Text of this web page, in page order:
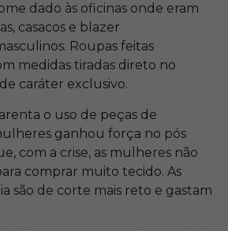
dado às oficinas onde eram
casacos e blazer
Roupas feitas
medidas tiradas direto no
caráter exclusivo.
o uso de peças de
ganhou força no pós
com a crise, as mulheres não
comprar muito tecido. As
são de corte mais reto e gastam